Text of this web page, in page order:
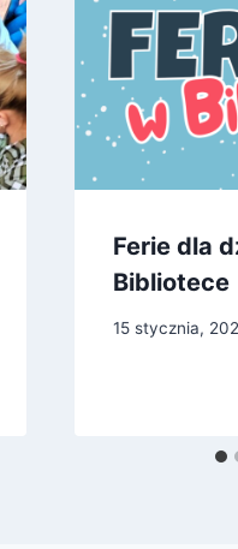
Ferie dla
Bibliotece
15 stycznia,